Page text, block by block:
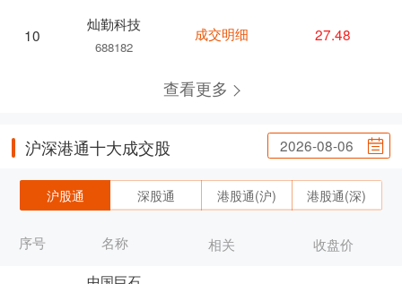
10
灿勤科技
688182
成交明细 27.48
查看更多
沪深港通十大成交股 2026-08-06
沪股通 深股通 港股通(沪) 港股通(深)
序号 名称
中国巨石
相关 收盘价